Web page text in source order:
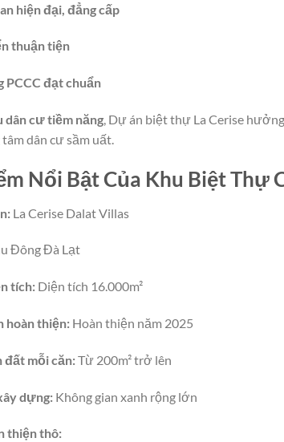
hiện đại, đẳng cấp
thuận tiện
PCCC đạt chuẩn
dân cư tiềm năng, Dự án biệt thự La Cerise
dân cư sầm uất.
Nổi Bật Của Khu Biệt Thự
La Cerise Dalat Villas
Đông Đà Lạt
tích: Diện tích 16.000m²
hoàn thiện: Hoàn thiện năm 2025
đất mỗi căn:Từ 200m² trở lên
dựng: Không gian xanh rộng lớn
thiện thô: